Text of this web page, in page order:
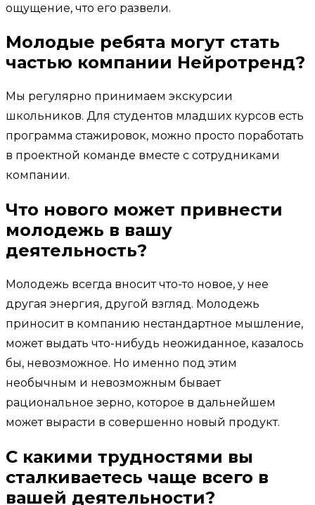
ощущение, что его развели.
Молодые ребята могут стать
частью компании Нейротренд?
Мы регулярно принимаем экскурсии
школьников. Для студентов младших курсов есть
программа стажировок, можно просто поработать
в проектной команде вместе с сотрудниками
компании.
Что нового может привнести
молодежь в вашу
деятельность?
Молодежь всегда вносит что-то новое, у нее
другая энергия, другой взгляд. Молодежь
приносит в компанию нестандартное мышление,
может выдать что-нибудь неожиданное, казалось
бы, невозможное. Но именно под этим
необычным и невозможным бывает
рациональное зерно, которое в дальнейшем
может вырасти в совершенно новый продукт.
С какими трудностями вы
сталкиваетесь чаще всего в
вашей деятельности?